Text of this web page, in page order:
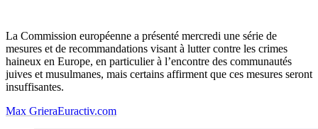
La Commission européenne a présenté mercredi une série de
mesures et de recommandations visant à lutter contre les crimes
haineux en Europe, en particulier à l’encontre des communautés
juives et musulmanes, mais certains affirment que ces mesures seront
insuffisantes.
Max GrieraEuractiv.com